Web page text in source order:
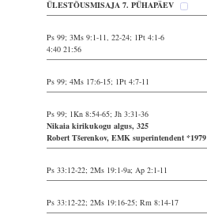
ÜLESTÕUSMISAJA 7. PÜHAPÄEV
Ps 99; 3Ms 9:1-11, 22-24; 1Pt 4:1-6
4:40 21:56
Ps 99; 4Ms 17:6-15; 1Pt 4:7-11
Ps 99; 1Kn 8:54-65; Jh 3:31-36
Nikaia kirikukogu algus, 325
Robert Tšerenkov, EMK superintendent *1979
Ps 33:12-22; 2Ms 19:1-9a; Ap 2:1-11
Ps 33:12-22; 2Ms 19:16-25; Rm 8:14-17